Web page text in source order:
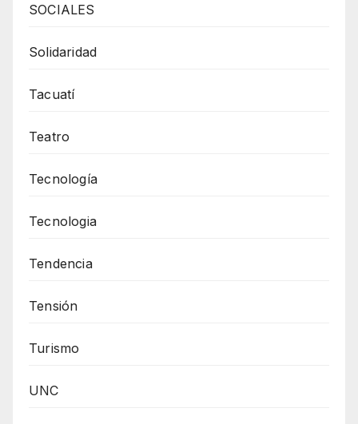
SOCIALES
Solidaridad
Tacuatí
Teatro
Tecnología
Tecnologia
Tendencia
Tensión
Turismo
UNC